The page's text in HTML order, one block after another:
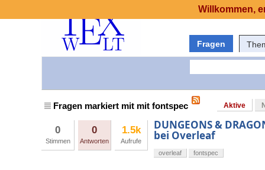
Fragen
Fragen markiert mit mit fontspec Aktive
0
Stimmen
0
Antworten
1.5k
Aufrufe
DUNGEONS &
bei Overleaf
overleaf fontspec
Willkommen,